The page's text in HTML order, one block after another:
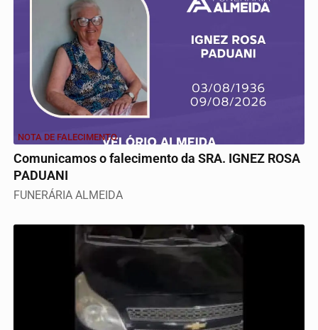
NOTA DE FALECIMENTO
Comunicamos o falecimento da SRA. IGNEZ ROSA
PADUANI
FUNERÁRIA ALMEIDA